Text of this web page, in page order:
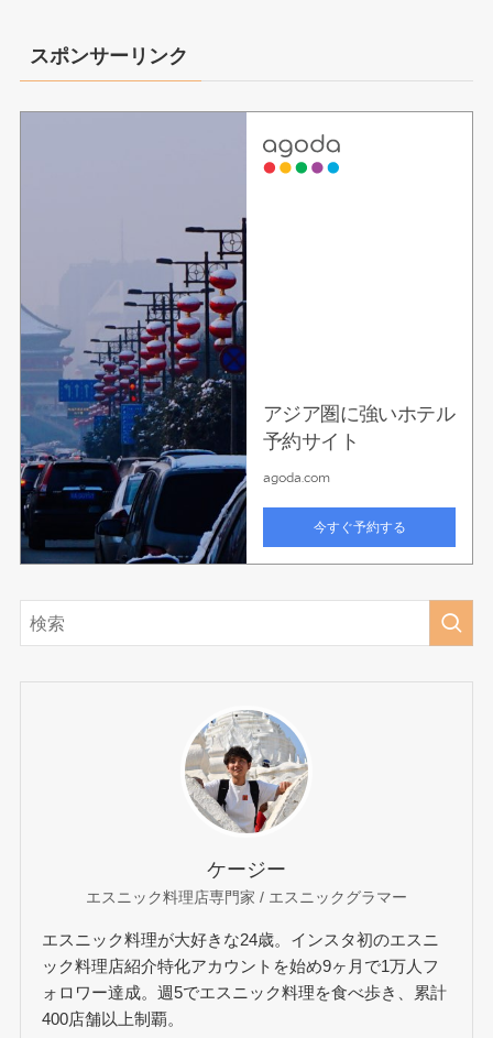
スポンサーリンク
ケージー
エスニック料理店専門家 / エスニックグラマー
エスニック料理が大好きな24歳。インスタ初のエスニ
ック料理店紹介特化アカウントを始め9ヶ月で1万人フ
ォロワー達成。週5でエスニック料理を食べ歩き、累計
400店舗以上制覇。